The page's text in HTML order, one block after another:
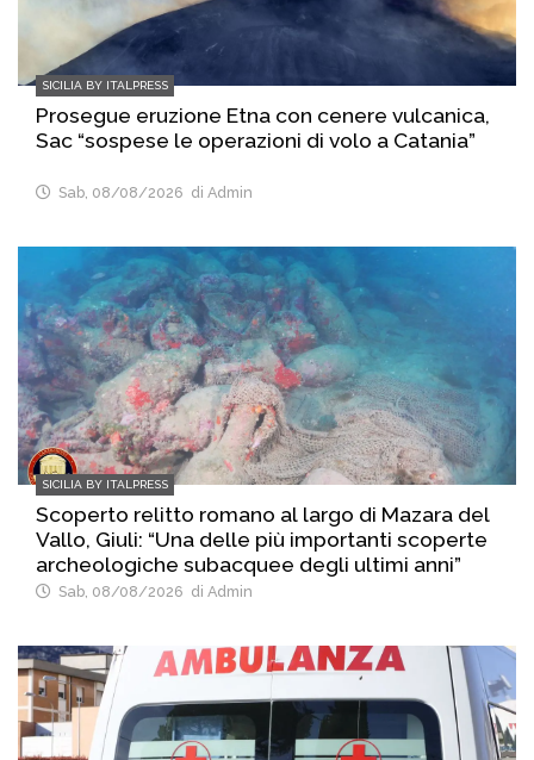
SICILIA BY ITALPRESS
Prosegue eruzione Etna con cenere vulcanica,
Sac “sospese le operazioni di volo a Catania”
Sab, 08/08/2026 di Admin
SICILIA BY ITALPRESS
Scoperto relitto romano al largo di Mazara del
Vallo, Giuli: “Una delle più importanti scoperte
archeologiche subacquee degli ultimi anni”
Sab, 08/08/2026 di Admin